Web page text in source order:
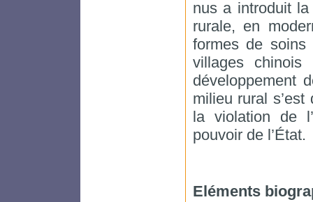
nus a introduit
rurale, en
formes de
villages
développement
milieu rural
la violation de
pouvoir de l’État.
Eléments